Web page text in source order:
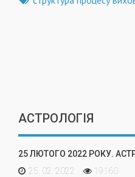
АСТРОЛОГІЯ
25 ЛЮТОГО 2022 РОКУ.
25. 02. 2022
19160